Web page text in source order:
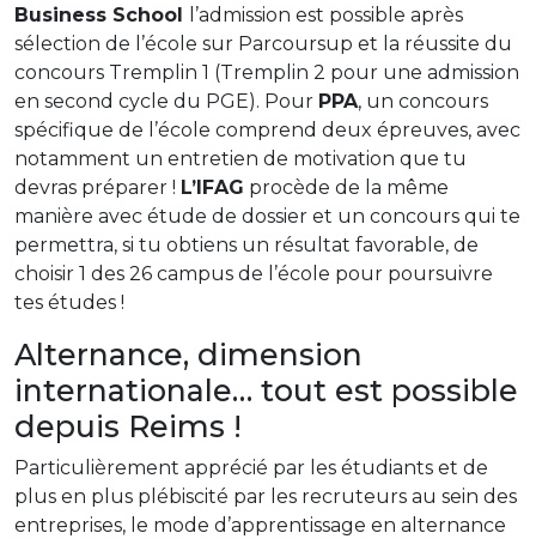
Business School
l’admission est possible après
sélection de l’école sur Parcoursup et la réussite du
concours Tremplin 1 (Tremplin 2 pour une admission
en second cycle du PGE). Pour PPA, un concours
spécifique de l’école comprend deux épreuves, avec
notamment un entretien de motivation que tu
devras préparer ! L’IFAG procède de la même
manière avec étude de dossier et un concours qui te
permettra, si tu obtiens un résultat favorable, de
choisir 1 des 26 campus de l’école pour poursuivre
tes études !
Alternance, dimension
internationale… tout est possible
depuis Reims !
Particulièrement apprécié par les étudiants et de
plus en plus plébiscité par les recruteurs au sein des
entreprises, le mode d’apprentissage en alternance